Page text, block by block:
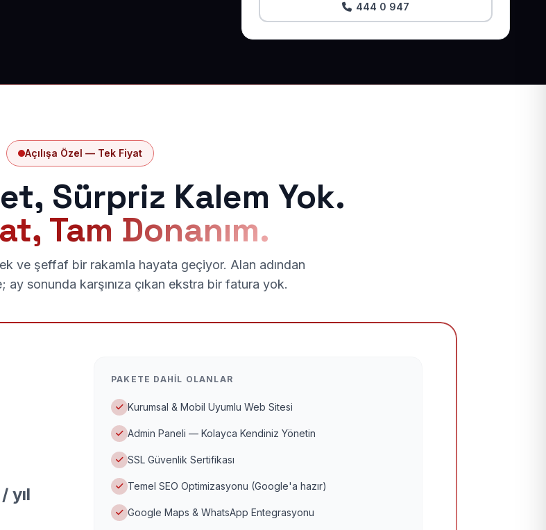
444 0 947
Açılışa Özel — Tek Fiyat
Sürpriz Kalem Yok.
Tam Donanım.
ve şeffaf bir rakamla hayata geçiyor. Alan adından
ay sonunda karşınıza çıkan ekstra bir fatura yok.
yıl
PAKETE DAHIL OLANLAR
Kurumsal & Mobil Uyumlu Web Sitesi
Admin Paneli — Kolayca Kendiniz Yönetin
SSL Güvenlik Sertifikası
Temel SEO Optimizasyonu (Google'a hazır)
Google Maps & WhatsApp Entegrasyonu